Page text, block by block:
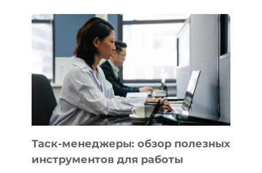
БИЗНЕСА:
КАКИЕ
3
ЗАДАЧИ
ЕМУ
МОЖНО
ПОРУЧИТЬ
УЖЕ
СЕГОДНЯ
Таск-менеджеры: обзор полезных
инструментов для работы